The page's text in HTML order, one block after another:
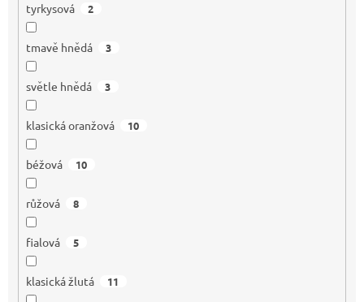
tyrkysová 2
tmavě hnědá 3
světle hnědá 3
klasická oranžová 10
béžová 10
růžová 8
fialová 5
klasická žlutá 11